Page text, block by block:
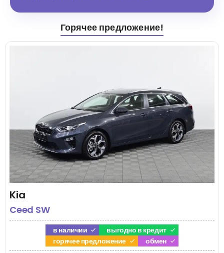
Горячее предложение!
Kia
Ceed SW
в наличии
выгодно в кредит
горячее предложение
обмен